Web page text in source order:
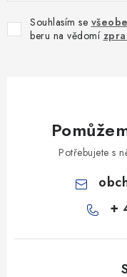
Souhlasím se
beru na vědomí
Potřebujete s
+